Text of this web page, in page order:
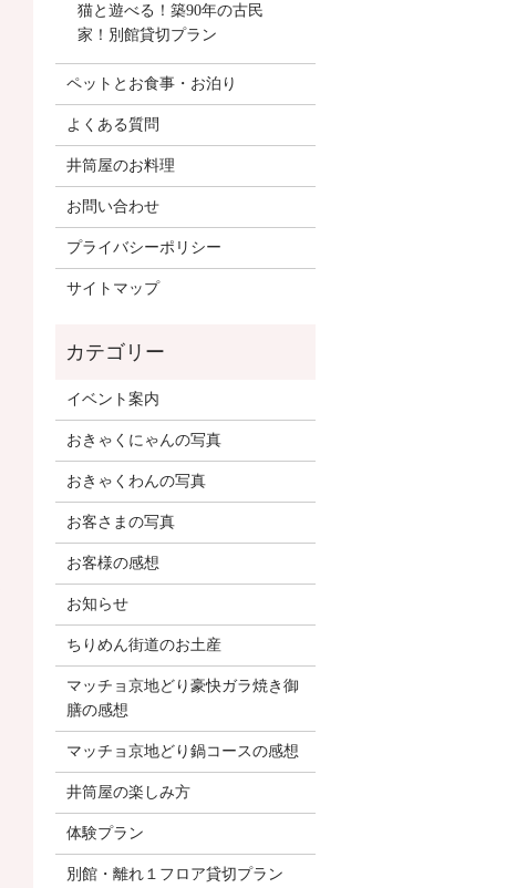
猫と遊べる！築90年の古民
家！別館貸切プラン
ペットとお食事・お泊り
よくある質問
井筒屋のお料理
お問い合わせ
プライバシーポリシー
サイトマップ
イベント案内
おきゃくにゃんの写真
おきゃくわんの写真
お客さまの写真
お客様の感想
お知らせ
ちりめん街道のお土産
マッチョ京地どり豪快ガラ焼き御
膳の感想
マッチョ京地どり鍋コースの感想
井筒屋の楽しみ方
体験プラン
別館・離れ１フロア貸切プラン